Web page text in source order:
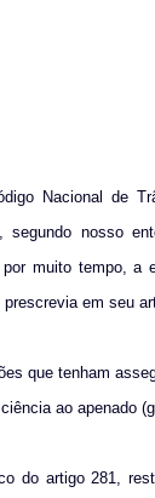
Nacional de
segundo nosso
muito tempo, a
em seu
que tenham
ao apenado
do artigo 281,